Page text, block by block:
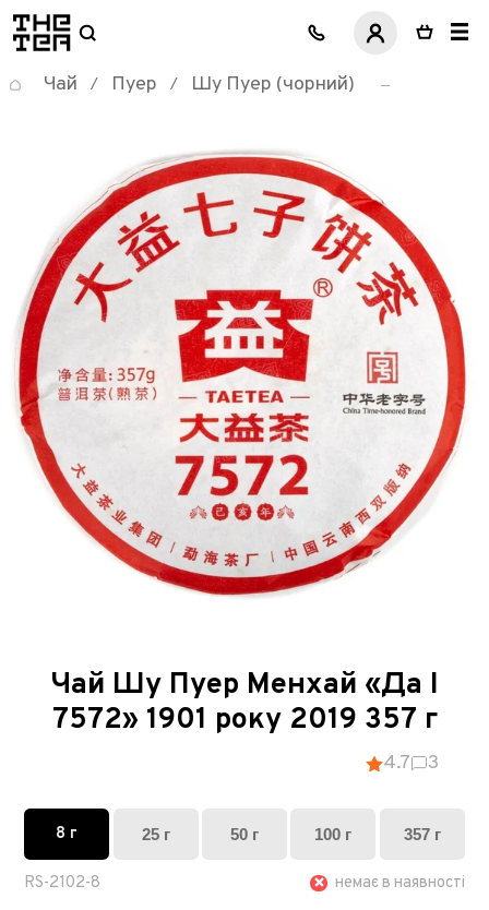
логотип
Чай / Пуер / Шу Пуер (чорний)
Чай Шу Пуер Менхай «Да І
7572» 1901 року 2019 357 г
4.7 3
8 г 25 г 50 г 100 г 357 г
RS-2102-8 немає в наявності